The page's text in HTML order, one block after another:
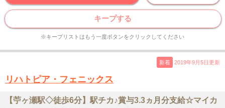
キープする
※キープリストはもう一度ボタンをクリックしてください
新着 2019年9月5日更新
リハトピア・フェニックス
【苧ヶ瀬駅◇徒歩6分】駅チカ♪賞与3.3ヵ月分支給☆マイカ